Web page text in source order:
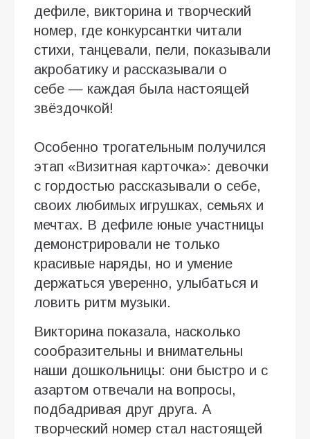
дефиле, викторина и творческий
номер, где конкурсантки читали
стихи, танцевали, пели, показывали
акробатику и рассказывали о
себе — каждая была настоящей
звёздочкой!
Особенно трогательным получился
этап «Визитная карточка»: девочки
с гордостью рассказывали о себе,
своих любимых игрушках, семьях и
мечтах. В дефиле юные участницы
демонстрировали не только
красивые наряды, но и умение
держаться уверенно, улыбаться и
ловить ритм музыки.
Викторина показала, насколько
сообразительны и внимательны
наши дошкольницы: они быстро и с
азартом отвечали на вопросы,
подбадривая друг друга. А
творческий номер стал настоящей